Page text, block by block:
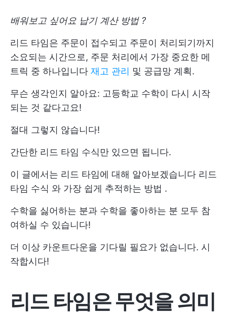
배워보고 싶어요 납기 계산 방법 ?
리드 타임은 주문이 접수되고 주문이 처리되기까지
소요되는 시간으로, 주문 처리에서 가장 중요한 메
트릭 중 하나입니다 재고 관리 및 공급망 계획.
무슨 생각인지 알아요: 고등학교 수학이 다시 시작
되는 것 같다고요!
절대 그렇지 않습니다!
간단한 리드 타임 수식만 있으면 됩니다.
이 글에서는 리드 타임에 대해 알아보겠습니다 리드
타임 수식 와 가장 쉽게 추적하는 방법 .
수학을 싫어하는 분과 수학을 좋아하는 분 모두 참
여하실 수 있습니다!
더 이상 카운트다운을 기다릴 필요가 없습니다. 시
작합시다!
리드 타임은 무엇을 의미